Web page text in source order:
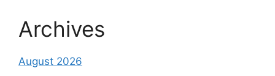
Archives
August 2026